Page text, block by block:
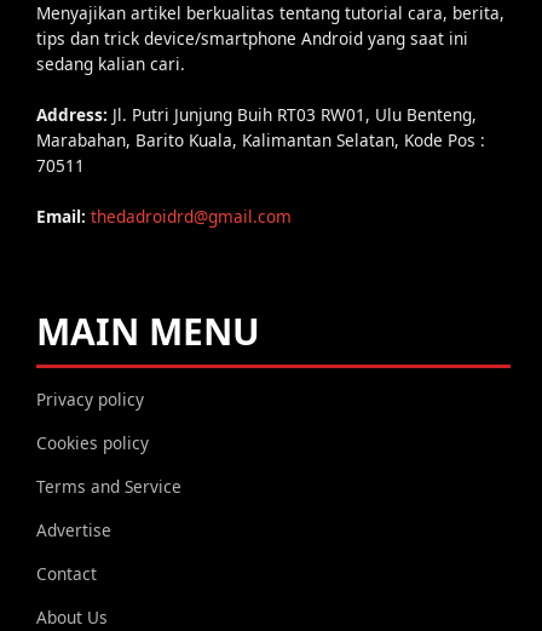
Menyajikan artikel berkualitas tentang tutorial cara, berita,
tips dan trick device/smartphone Android yang saat ini
sedang kalian cari.
Address: Jl. Putri Junjung Buih RT03 RW01, Ulu Benteng,
Marabahan, Barito Kuala, Kalimantan Selatan, Kode Pos :
70511
Email: thedadroidrd@gmail.com
MAIN MENU
Privacy policy
Cookies policy
Terms and Service
Advertise
Contact
About Us